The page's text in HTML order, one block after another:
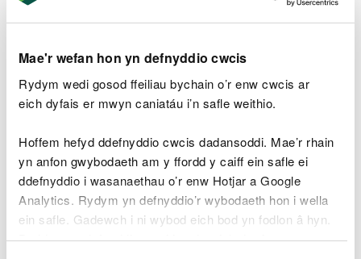
Mae'r wefan hon yn defnyddio cwcis
Rydym wedi gosod ffeiliau bychain o’r enw cwcis ar
eich dyfais er mwyn caniatáu i’n safle weithio.
Hoffem hefyd ddefnyddio cwcis dadansoddi. Mae’r rhain
yn anfon gwybodaeth am y ffordd y caiff ein safle ei
ddefnyddio i wasanaethau o’r enw Hotjar a Google
Analytics. Rydym yn defnyddio’r wybodaeth hon i wella
ein safle. Gadewch i ni wybod eich bod yn fodlon â hyn.
Byddwn yn defnyddio cwci i gadw eich dewis.
Rydym yn cynnal prosiectau sy’n archwilio
opsiynau addasu ar gyfer cyflawni rheolaeth
y Cynlluniau Rheoli Traethlin.Caiff y prosiectau hyn
eu harwain gan egwyddorion rheoli adnoddau
naturiol yn gynaliadwy a’u nod yw cyflawni nodau
iechyd a llesiant yn unol â Deddf Llesiant
Cenedlaethau’r Dyfodol (Cymru) 2015. Mae'r gwaith
hwn yn unol â'ncynllun corfforaethol.